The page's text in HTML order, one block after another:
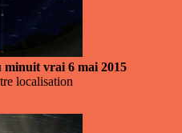
minuit vrai 6 mai 2015
localisation